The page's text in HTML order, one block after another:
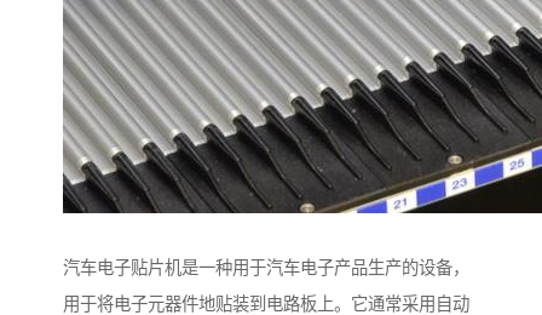
汽车电子贴片机是一种用于汽车电子产品生产的设备，
用于将电子元器件地贴装到电路板上。它通常采用自动